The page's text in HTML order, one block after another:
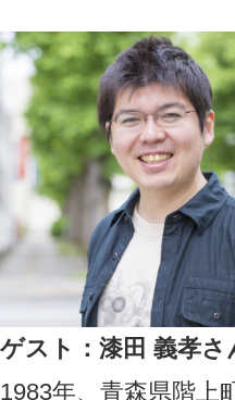
ゲスト：漆田 義孝
1983年、青森県階上